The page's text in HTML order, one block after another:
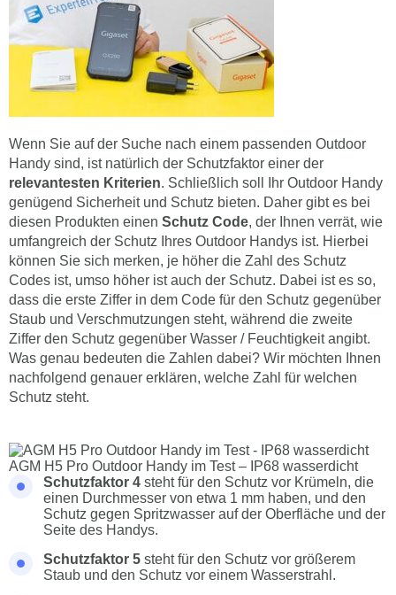
Wenn Sie auf der Suche nach einem passenden Outdoor
Handy sind, ist natürlich der Schutzfaktor einer der
relevantesten Kriterien. Schließlich soll Ihr Outdoor Handy
genügend Sicherheit und Schutz bieten. Daher gibt es bei
diesen Produkten einen Schutz Code, der Ihnen verrät, wie
umfangreich der Schutz Ihres Outdoor Handys ist. Hierbei
können Sie sich merken, je höher die Zahl des Schutz
Codes ist, umso höher ist auch der Schutz. Dabei ist es so,
dass die erste Ziffer in dem Code für den Schutz gegenüber
Staub und Verschmutzungen steht, während die zweite
Ziffer den Schutz gegenüber Wasser / Feuchtigkeit angibt.
Was genau bedeuten die Zahlen dabei? Wir möchten Ihnen
nachfolgend genauer erklären, welche Zahl für welchen
Schutz steht.
AGM H5 Pro Outdoor Handy im Test – IP68 wasserdicht
Schutzfaktor 4 steht für den Schutz vor Krümeln, die
einen Durchmesser von etwa 1 mm haben, und den
Schutz gegen Spritzwasser auf der Oberfläche und der
Seite des Handys.
Schutzfaktor 5 steht für den Schutz vor größerem
Staub und den Schutz vor einem Wasserstrahl.